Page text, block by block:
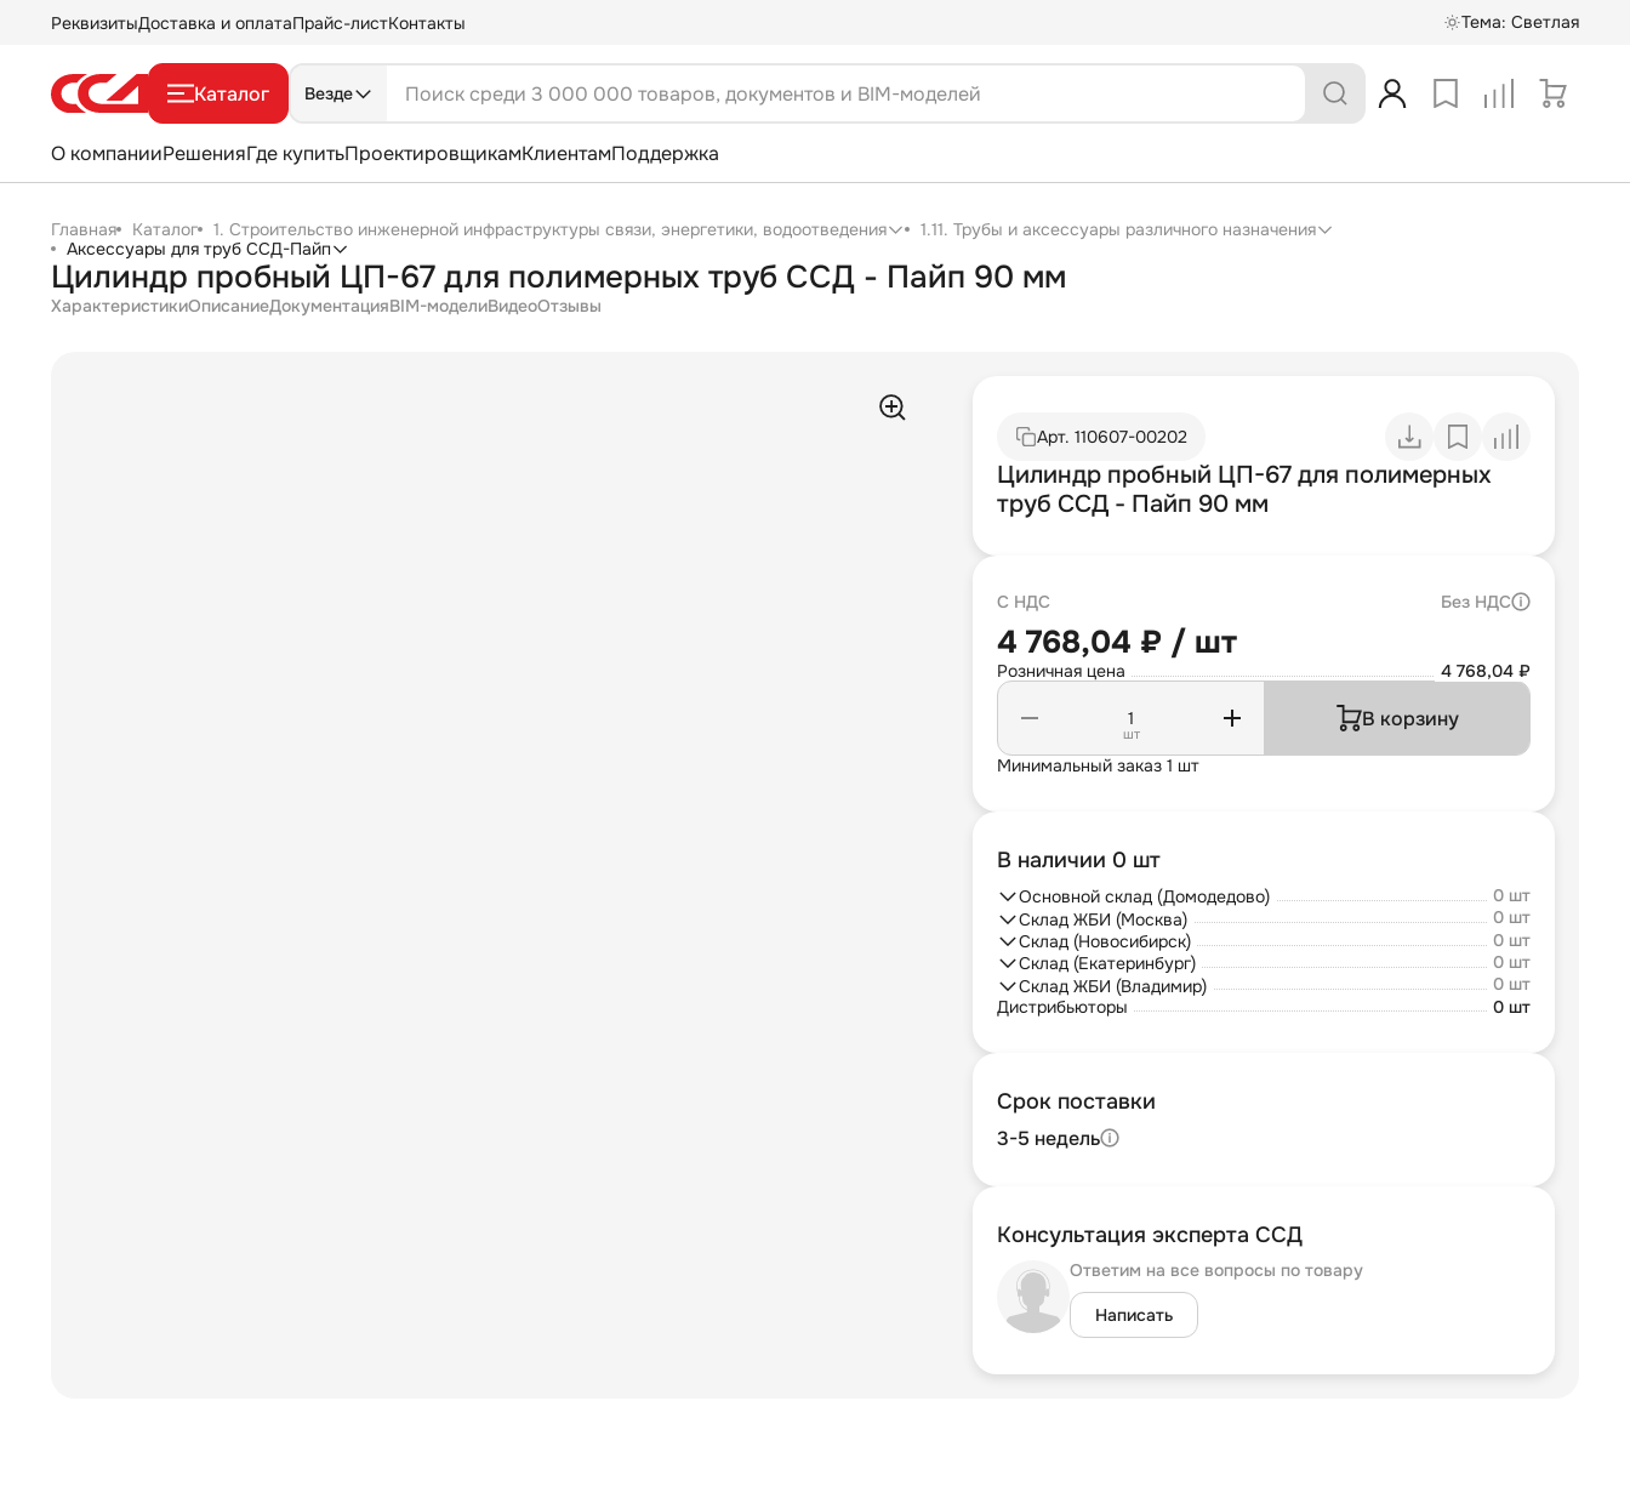
РеквизитыДоставка и оплатаПрайс-листКонтакты Тема: Светлая
Каталог Везде
О компанииРешенияГде купитьПроектировщикамКлиентамПоддержка
Главная Каталог 1. Строительство инженерной инфраструктуры связи, энергетики, водоотведения
1.11. Трубы и аксессуары различного назначения
Аксессуары для труб ССД-Пайп
Цилиндр пробный ЦП-67 для полимерных труб ССД - Пайп 90 мм
ХарактеристикиОписаниеДокументацияBIM-моделиВидеоОтзывы
Арт. 110607-00202
Цилиндр пробный ЦП-67 для полимерных
труб ССД - Пайп 90 мм
С НДС Без НДС
4 768,04 ₽ / шт
Розничная цена 4 768,04 ₽
шт
В корзину
Минимальный заказ 1 шт
В наличии 0 шт
Основной склад (Домодедово)
0 шт
Склад ЖБИ (Москва)
0 шт
Склад (Новосибирск)
0 шт
Склад (Екатеринбург)
0 шт
Склад ЖБИ (Владимир)
0 шт
Дистрибьюторы
0 шт
Срок поставки
3-5 недель
Консультация эксперта ССД
Ответим на все вопросы по товару
Написать